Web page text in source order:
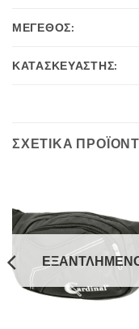
ΜΕΓΕΘΟΣ:
ΚΑΤΑΣΚΕΥΑΣΤΗΣ:
ΣΧΕΤΙΚΆ